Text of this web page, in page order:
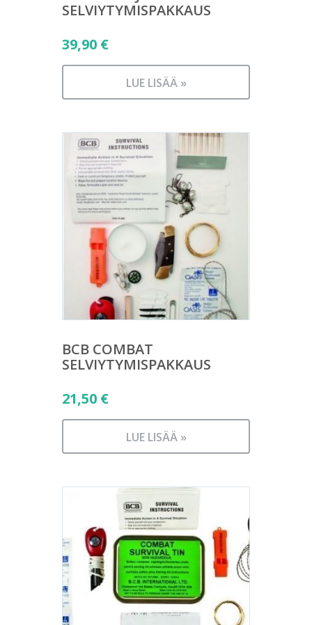
SELVIYTYMISPAKKAUS
39,90 €
LUE LISÄÄ »
BCB COMBAT
SELVIYTYMISPAKKAUS
21,50 €
LUE LISÄÄ »